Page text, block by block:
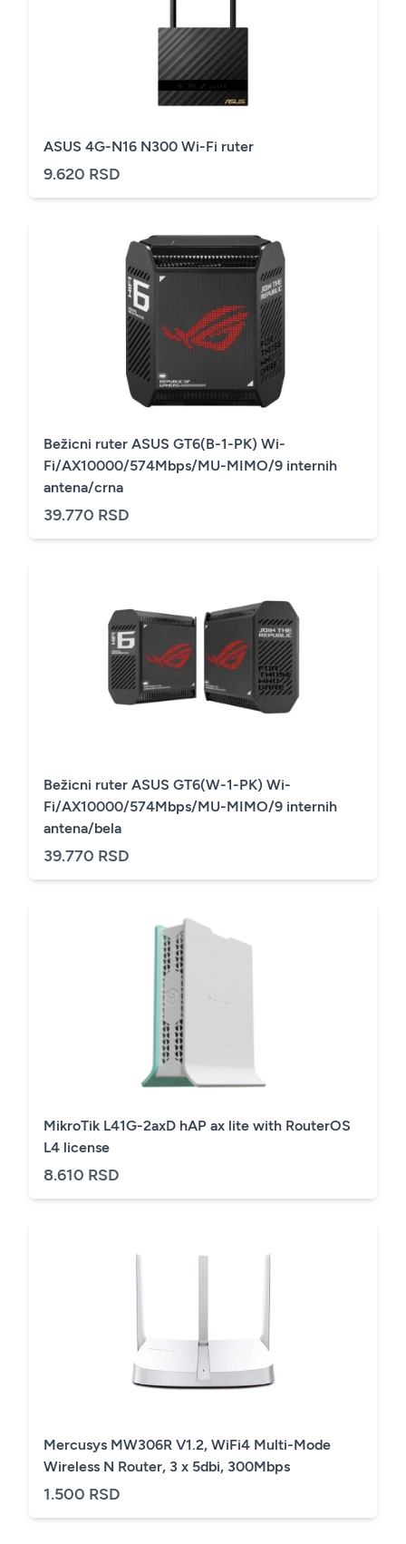
ASUS 4G-N16 N300 Wi-Fi ruter
9.620 RSD
Bežicni ruter ASUS GT6(B-1-PK) Wi-
Fi/AX10000/574Mbps/MU-MIMO/9 internih
antena/crna
39.770 RSD
Bežicni ruter ASUS GT6(W-1-PK) Wi-
Fi/AX10000/574Mbps/MU-MIMO/9 internih
antena/bela
39.770 RSD
MikroTik L41G-2axD hAP ax lite with RouterOS
L4 license
8.610 RSD
Mercusys MW306R V1.2, WiFi4 Multi-Mode
Wireless N Router, 3 x 5dbi, 300Mbps
1.500 RSD